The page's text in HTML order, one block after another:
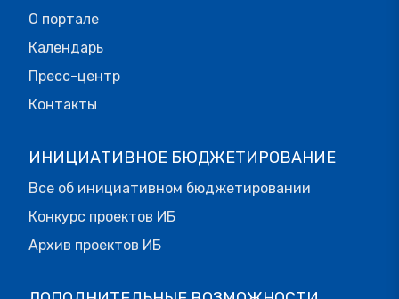
О портале
Календарь
Пресс-центр
Контакты
ИНИЦИАТИВНОЕ БЮДЖЕТИРОВАНИЕ
Все об инициативном бюджетировании
Конкурс проектов ИБ
Архив проектов ИБ